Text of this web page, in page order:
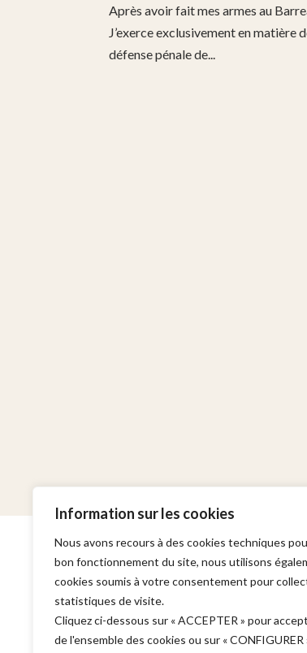
Information sur les cookies
Nous avons recours à des cookies techniques
bon fonctionnement du site, nous utilisons
cookies soumis à votre consentement pour
statistiques de visite.
Cliquez ci-dessous sur « ACCEPTER » pour
de l'ensemble des cookies ou sur « CONFIGURER
Après avoir fait mes armes au
J’exerce exclusivement en
défense pénale de...
Cabinet
Adresse :